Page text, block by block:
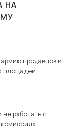
НА
продавцов и
площадей.
работать с